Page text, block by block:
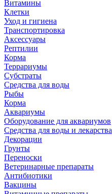
Витамины
Клетки
Уход и гигиена
Транспортировка
Аксессуары
Рептилии
Корма
Террариумы
Субстраты
Средства для воды
Рыбы
Корма
Аквариумы
Оборудование для аквариумов
Средства для воды и лекарства
Декорации
Грунты
Переноски
Ветеринарные препараты
Антибиотики
Вакцины